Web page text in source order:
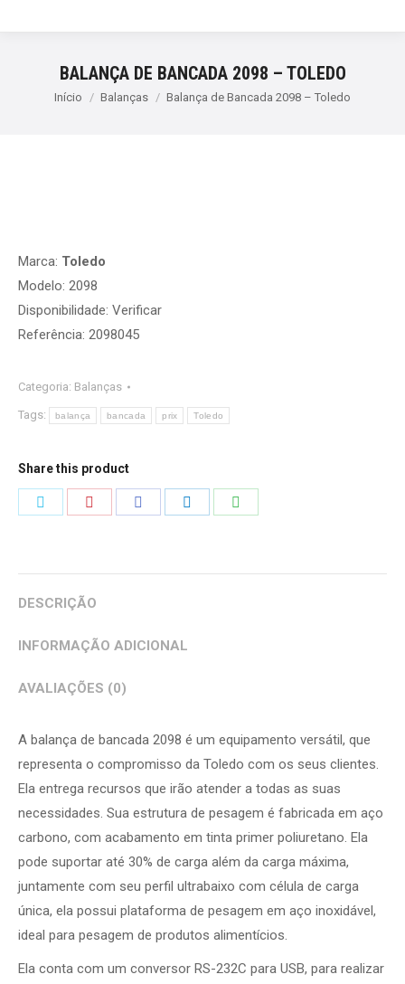
BALANÇA DE BANCADA 2098 – TOLEDO
Início Balanças Balança de Bancada 2098 – Toledo
Marca: Toledo
Modelo: 2098
Disponibilidade: Verificar
Referência: 2098045
Categoria: Balanças
Tags: balança bancada prix Toledo
Share this product
DESCRIÇÃO
INFORMAÇÃO ADICIONAL
AVALIAÇÕES (0)
A balança de bancada 2098 é um equipamento versátil, que
representa o compromisso da Toledo com os seus clientes.
Ela entrega recursos que irão atender a todas as suas
necessidades. Sua estrutura de pesagem é fabricada em aço
carbono, com acabamento em tinta primer poliuretano. Ela
pode suportar até 30% de carga além da carga máxima,
juntamente com seu perfil ultrabaixo com célula de carga
única, ela possui plataforma de pesagem em aço inoxidável,
ideal para pesagem de produtos alimentícios.
Ela conta com um conversor RS-232C para USB, para realizar